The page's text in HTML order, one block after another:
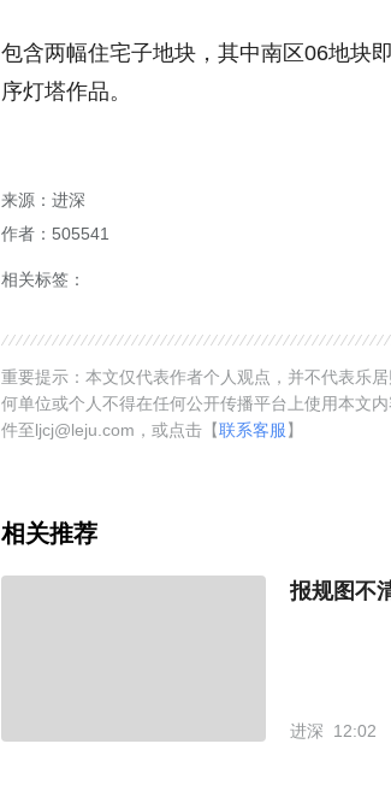
包含两幅住宅子地块，其中南区06地块
序灯塔作品。
来源：进深
作者：505541
相关标签：
重要提示：本文仅代表作者个人观点，并不代表乐
何单位或个人不得在任何公开传播平台上使用本文
件至ljcj@leju.com，或点击【联系客服】
相关推荐
报规图不
进深 12:02